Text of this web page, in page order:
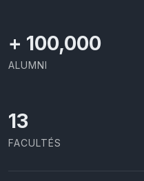
+ 100,000
ALUMNI
13
FACULTÉS